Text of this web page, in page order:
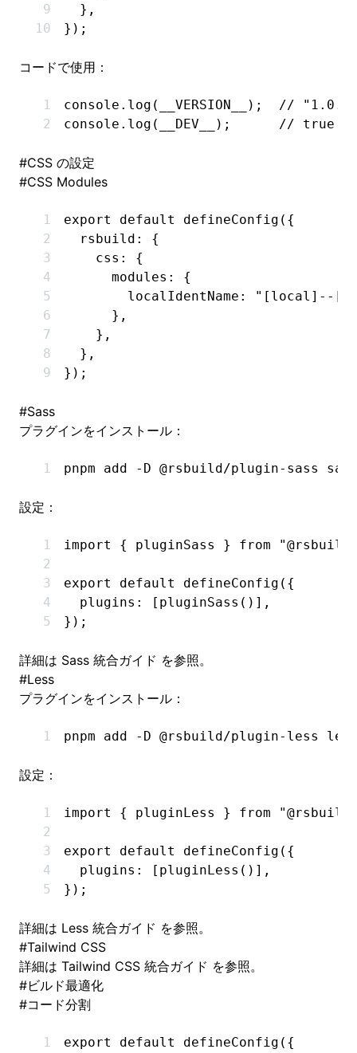
  }
,
});
コードで使用：
console .log (__VERSION__); //
console .log (__DEV__); // true /
#CSS の設定
#CSS Modules
export default defineConfig ({
  rsbuild
:
{
    css
:
{
      modules
:
{
        localIdentName
:
"[local]--
      }
,
    }
,
  }
,
});
#Sass
プラグインをインストール：
pnpm add -D @rsbuild/plugin-sass
設定：
import { pluginSass } from
export default defineConfig ({
  plugins
: [ pluginSass ()] ,
});
詳細は Sass 統合ガイド を参照。
#Less
プラグインをインストール：
pnpm add -D @rsbuild/plugin-less
設定：
import { pluginLess } from
export default defineConfig ({
  plugins
: [ pluginLess ()] ,
});
詳細は Less 統合ガイド を参照。
#Tailwind CSS
詳細は Tailwind CSS 統合ガイド を参照。
#ビルド最適化
#コード分割
export default defineConfig ({